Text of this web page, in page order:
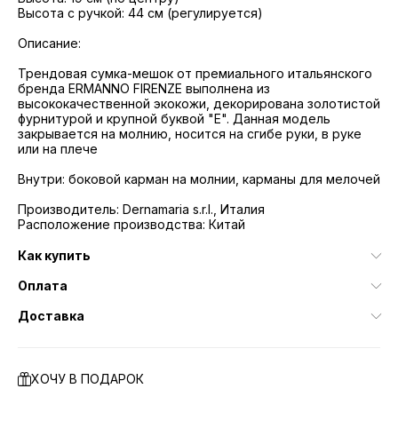
Высота с ручкой: 44 см (регулируется)
Описание:
Трендовая сумка-мешок от премиального итальянского
бренда ERMANNO FIRENZE выполнена из
высококачественной экокожи, декорирована золотистой
фурнитурой и крупной буквой "Е". Данная модель
закрывается на молнию, носится на сгибе руки, в руке
или на плече
Внутри: боковой карман на молнии, карманы для мелочей
Производитель: Dernamaria s.r.l., Италия
Расположение производства: Китай
Как купить
Оплата
Доставка
ХОЧУ В ПОДАРОК